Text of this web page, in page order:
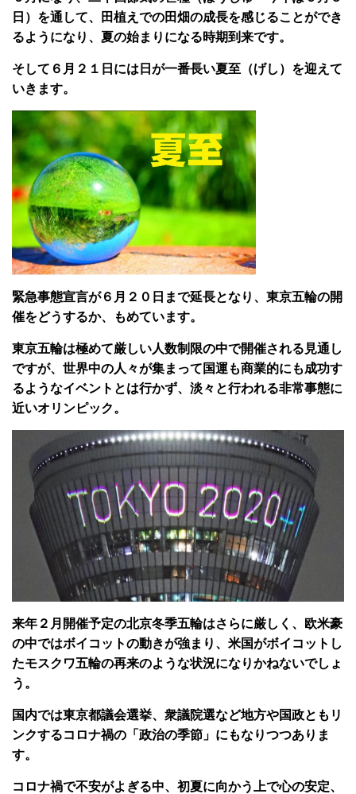
日）を通して、田植えでの田畑の成長を感じることができ
るようになり、夏の始まりになる時期到来です。
そして６月２１日には日が一番長い夏至（げし）を迎えて
いきます。
緊急事態宣言が６月２０日まで延長となり、東京五輪の開
催をどうするか、もめています。
東京五輪は極めて厳しい人数制限の中で開催される見通し
ですが、世界中の人々が集まって国運も商業的にも成功す
るようなイベントとは行かず、淡々と行われる非常事態に
近いオリンピック。
来年２月開催予定の北京冬季五輪はさらに厳しく、欧米豪
の中ではボイコットの動きが強まり、米国がボイコットし
たモスクワ五輪の再来のような状況になりかねないでしょ
う。
国内では東京都議会選挙、衆議院選など地方や国政ともリ
ンクするコロナ禍の「政治の季節」にもなりつつありま
す。
コロナ禍で不安がよぎる中、初夏に向かう上で心の安定、